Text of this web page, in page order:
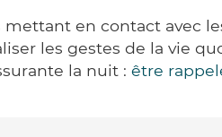
en contact avec
les gestes de la vie
la nuit : être